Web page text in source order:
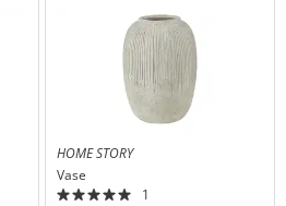
HOME STORY
Vase
1